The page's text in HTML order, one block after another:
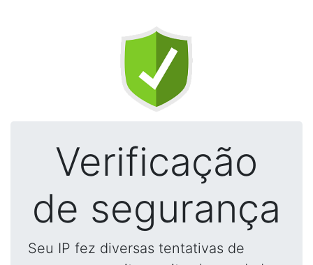
Verificação
de segurança
Seu IP fez diversas tentativas de